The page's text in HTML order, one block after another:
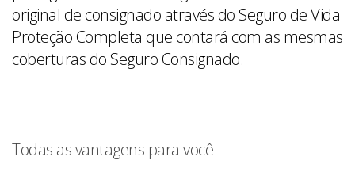
original de consignado através do Seguro de Vida
Proteção Completa que contará com as mesmas
coberturas do Seguro Consignado.
Todas as vantagens para você